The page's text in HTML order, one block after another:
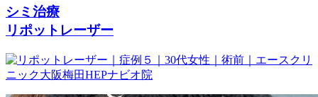
シミ治療
リポットレーザー